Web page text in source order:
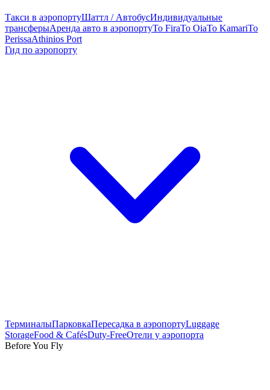
Такси в аэропортуШаттл / АвтобусИндивидуальные
трансферыАренда авто в аэропортуTo FiraTo OiaTo KamariTo
PerissaAthinios Port
Гид по аэропорту
ТерминалыПарковкаПересадка в аэропортуLuggage
StorageFood & CafésDuty-FreeОтели у аэропорта
Before You Fly